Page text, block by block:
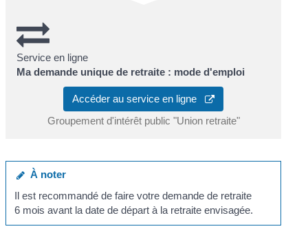
Service en ligne
Ma demande unique de retraite : mode d'emploi
Accéder au service en ligne
Groupement d'intérêt public "Union retraite"
À noter
Il est recommandé de faire votre demande de retraite
6 mois avant la date de départ à la retraite envisagée.